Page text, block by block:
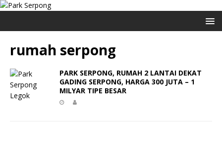
rumah serpong
PARK SERPONG, RUMAH 2 LANTAI DEKAT
GADING SERPONG, HARGA 300 JUTA – 1
MILYAR TIPE BESAR